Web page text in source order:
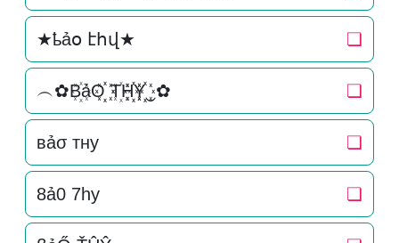
★ҍảօ էհվ★ ❏
︵✿B꙰ảO꙰꙰ T꙰H꙰꙰Y꙰꙰‿✿ ❏
вảσ тну ❏
8ả0 7hy ❏